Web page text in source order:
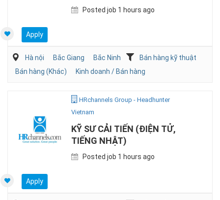
SPEAKING)
Posted job 1 hours ago
Apply
Hà nội Bắc Giang Bắc Ninh
Bán hàng kỹ thuật
Bán hàng (Khác)
Kinh doanh / Bán hàng
HRchannels Group - Headhunter
Vietnam
KỸ SƯ CẢI TIẾN (ĐIỆN TỬ,
TIẾNG NHẬT)
Posted job 1 hours ago
Apply